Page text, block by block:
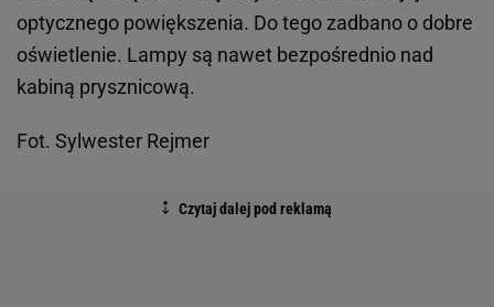
optycznego powiększenia. Do tego zadbano o dobre
oświetlenie. Lampy są nawet bezpośrednio nad
kabiną prysznicową.
Fot. Sylwester Rejmer